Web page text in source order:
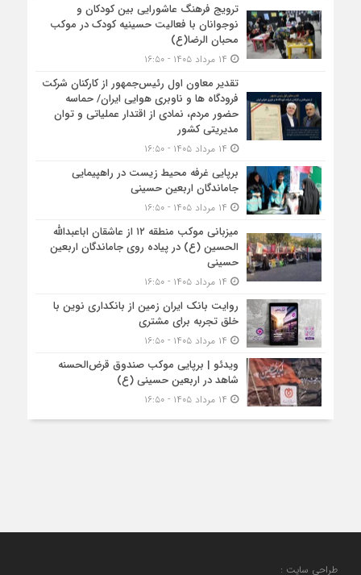
ترویج فرهنگ عاشورایی بین کودکان و
نوجوانان با فعالیت حسینیه کودک در موکب
محبان الرضا(ع)
تقدیر معاون اول رئیس‌جمهور از کارکنان شرکت
فرودگاه ها و ناوبری هوایی ایران/ حماسه
حضور مردم، نمادی از اقتدار عملیاتی و توان
مدیریتی کشور
برپایی غرفه محیط زیست در راهپیمایی
جاماندگان اربعین حسینی
میزبانی موکب منطقه ۱۲ از عاشقان اباعبدالله
الحسین (ع) در پیاده روی جاماندگان اربعین
حسینی
روایت بانک ایران زمین از بانکداری نوین با
خلق تجربه برای مشتری
ویدئو | برپایی موکب صندوق قرض‌الحسنه
شاهد در اربعین حسینی (ع)
طراحی سایت :